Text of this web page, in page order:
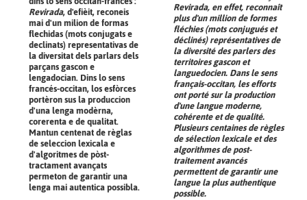
Revirada, d'efièit, reconeis
mai d'un milion de formas
flechidas (mots conjugats e
declinats) representativas de
la diversitat dels parlars dels
parçans gascon e
lengadocian. Dins lo sens
francés-occitan, los esfòrces
portèron sus la produccion
d'una lenga modèrna,
corerenta e de qualitat.
Mantun centenat de règlas
de seleccion lexicala e
d'algoritmes de pòst-
tractament avançats
permeton de garantir una
lenga mai autentica possibla.
Revirada, en effet, reconnaît
plus d'un million de formes
fléchies (mots conjugués et
déclinés) représentatives de
la diversité des parlers des
territoires gascon et
languedocien. Dans le sens
français-occitan, les efforts
ont porté sur la production
d'une langue moderne,
cohérente et de qualité.
Plusieurs centaines de règles
de sélection lexicale et des
algorithmes de post-
traitement avancés
permettent de garantir une
langue la plus authentique
possible.